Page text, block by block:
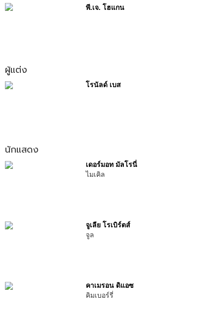
พี.เจ. โฮแกน
ผู้แต่ง
โรนัลด์ เบส
นักแสดง
เดอร์มอท มัลโรนี่
ไมเคิล
จูเลีย โรเบิร์ตส์
จูล
คาเมรอน ดิแอซ
คิมเบอร์รี่